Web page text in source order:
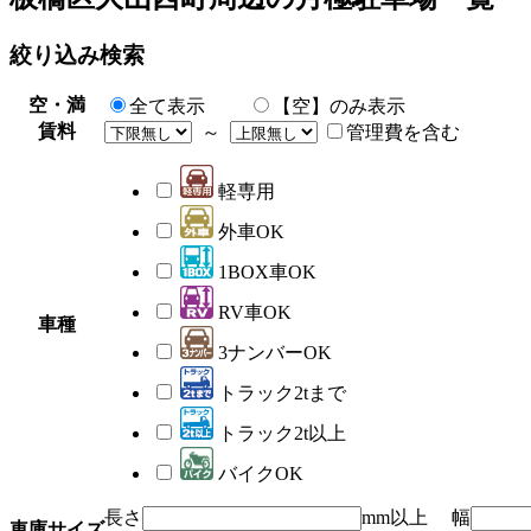
絞り込み検索
空・満 全て表示
【空】のみ表示
賃料
～ 管理費を含む
車種
軽専用
外車OK
1BOX車OK
RV車OK
3ナンバーOK
トラック2tまで
トラック2t以上
バイクOK
長さ mm以上 幅